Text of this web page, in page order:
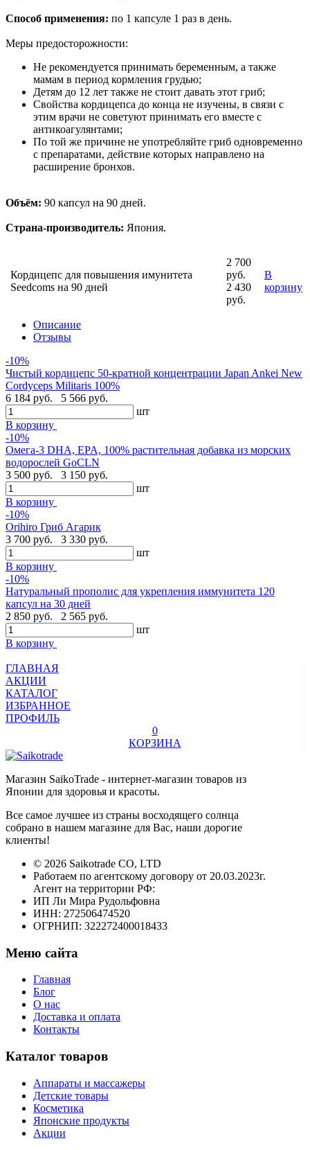
Способ применения: по 1 капсуле 1 раз в день.
Меры предосторожности:
Не рекомендуется принимать беременным, а также
мамам в период кормления грудью;
Детям до 12 лет также не стоит давать этот гриб;
Свойства кордицепса до конца не изучены, в связи с
этим врачи не советуют принимать его вместе с
антикоагулянтами;
По той же причине не употребляйте гриб одновременно
с препаратами, действие которых направлено на
расширение бронхов.
Объём: 90 капсул на 90 дней.
Страна-производитель: Япония.
Кордицепс для повышения имунитета
Seedcoms на 90 дней
2 700
руб.
2 430
руб.
В
корзину
Описание
Отзывы
-10%
Чистый кордицепс 50-кратной концентрации Japan Ankei New
Cordyceps Militaris 100%
6 184 руб.
5 566 руб.
шт
В корзину
-10%
Омега-3 DHA, EPA, 100% растительная добавка из морских
водорослей GoCLN
3 500 руб.
3 150 руб.
шт
В корзину
-10%
Orihiro Гриб Агарик
3 700 руб.
3 330 руб.
шт
В корзину
-10%
Натуральный прополис для укрепления иммунитета 120
капсул на 30 дней
2 850 руб.
2 565 руб.
шт
В корзину
ГЛАВНАЯ
АКЦИИ
КАТАЛОГ
ИЗБРАННОЕ
ПРОФИЛЬ
0
КОРЗИНА
Магазин SaikoTrade - интернет-магазин товаров из
Японии для здоровья и красоты.
Все самое лучшее из страны восходящего солнца
собрано в нашем магазине для Вас, наши дорогие
клиенты!
© 2026 Saikotrade CO, LTD
Работаем по агентскому договору от 20.03.2023г.
Агент на территории РФ:
ИП Ли Мира Рудольфовна
ИНН: 272506474520
ОГРНИП: 322272400018433
Меню сайта
Главная
Блог
О нас
Доставка и оплата
Контакты
Каталог товаров
Аппараты и массажеры
Детские товары
Косметика
Японские продукты
Акции